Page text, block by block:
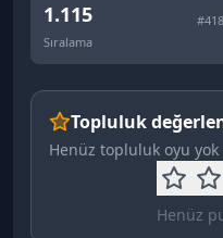
1.115 #418
Sıralama
Topluluk
Henüz topluluk oyu
Henüz